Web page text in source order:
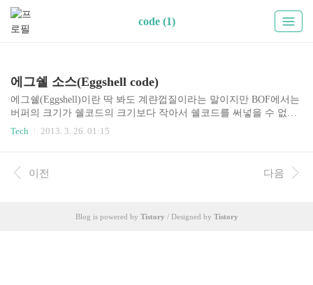
code (1)
에그쉘 소스(Eggshell code)
에그쉘(Eggshell)이란 딱 봐도 계랸껍질이라는 말이지만 BOF에서는
버퍼의 크기가 쉘코드의 크기보다 작아서 쉘코드를 써넣을 수 없을
때 환경변수에 쉘을 등록해놓고 그 주소값만 가져와서 쉘을 띄울 수
수 있다. 에그쉘 코드 작성 후 한번 실행하여 "EGG"라는 이름으로
쉘코드를 환경변수에 넣어줘야 getegg로 Eggshell의 주소를 가져올
붙여넣기 전에 :set paste 로 설정을 바꿔줘야 제대로 붙여넣기가 되
Tech 2013. 3. 26. 01:15
이전 다음
Blog is powered by Tistory / Designed by Tistory